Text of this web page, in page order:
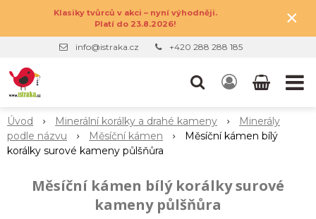
Klasiky tvůrců v akci – nyní výhodněji.
Platí do 23.8.2026!
×
info@istraka.cz +420 288 288 185
Úvod Minerální korálky a drahé kameny
Minerály
podle názvu
Měsíční kámen
Měsíční kámen bílý
korálky surové kameny půlšňůra
Měsíční kámen bílý korálky surové
kameny půlšňůra